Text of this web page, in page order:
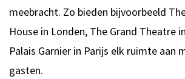
meebracht. Zo bieden bijvoorbeeld
House in Londen, The Grand Theatre
Palais Garnier in Parijs elk ruimte aan
gasten.